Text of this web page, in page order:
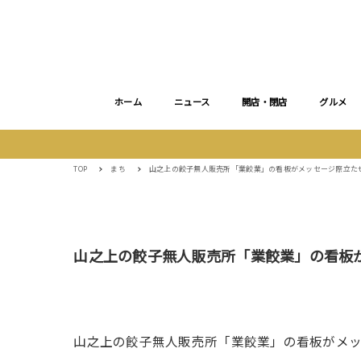
ホーム ニュース 開店・閉店 グルメ
TOP まち 山之上の餃子無人販売所「業餃業」の看板がメッセージ際立た
山之上の餃子無人販売所「業餃業」の看
山之上の餃子無人販売所「業餃業」の看板がメ